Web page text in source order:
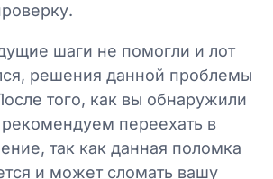
шаги не помогли и лот
решения данной проблемы
того, как вы обнаружили
переехать в
так как данная поломка
и может сломать вашу